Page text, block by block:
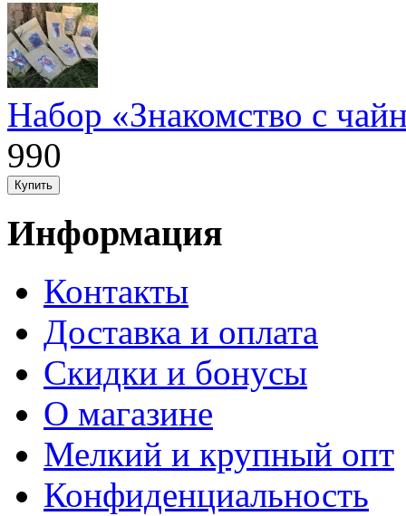
Набор «Знакомство с
990
Информация
Контакты
Доставка и оплата
Скидки и бонусы
О магазине
Мелкий и крупный опт
Конфиденциальность